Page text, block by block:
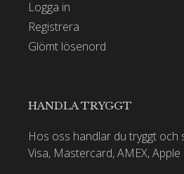
Logga in
Registrera
Glömt lösenord
HANDLA TRYGGT
Hos oss handlar du tryggt och
Visa, Mastercard, AMEX,